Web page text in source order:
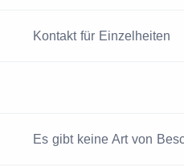
Kontakt für Einzelheiten
Es gibt keine Art von